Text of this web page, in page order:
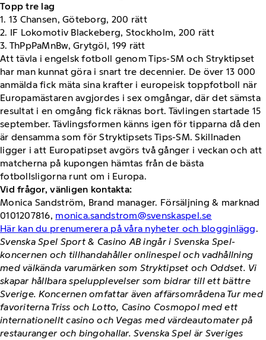
Topp tre lag
1. 13 Chansen, Göteborg, 200 rätt
2. IF Lokomotiv Blackeberg, Stockholm, 200 rätt
3. ThPpPaMnBw, Grytgöl, 199 rätt
Att tävla i engelsk fotboll genom Tips-SM och Stryktipset
har man kunnat göra i snart tre decennier. De över 13 000
anmälda fick mäta sina krafter i europeisk toppfotboll när
Europamästaren avgjordes i sex omgångar, där det sämsta
resultat i en omgång fick räknas bort. Tävlingen startade 15
september. Tävlingsformen känns igen för tipparna då den
är densamma som för Stryktipsets Tips-SM. Skillnaden
ligger i att Europatipset avgörs två gånger i veckan och att
matcherna på kupongen hämtas från de bästa
fotbollsligorna runt om i Europa.
Vid frågor, vänligen kontakta:
Monica Sandström, Brand manager. Försäljning & marknad
0101207816, monica.sandstrom@svenskaspel.se
Här kan du prenumerera på våra nyheter och blogginlägg.
Svenska Spel Sport & Casino AB ingår i Svenska Spel-
koncernen och tillhandahåller onlinespel och vadhållning
med välkända varumärken som Stryktipset och Oddset. Vi
skapar hållbara spelupplevelser som bidrar till ett bättre
Sverige. Koncernen omfattar även affärsområdena Tur med
favoriterna Triss och Lotto, Casino Cosmopol med ett
internationellt casino och Vegas med värdeautomater på
restauranger och bingohallar. Svenska Spel är Sveriges